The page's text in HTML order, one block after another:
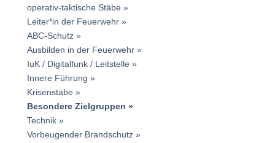
operativ-taktische Stäbe
Leiter*in der Feuerwehr
ABC-Schutz
Ausbilden in der Feuerwehr
IuK / Digitalfunk / Leitstelle
Innere Führung
Krisenstäbe
Besondere Zielgruppen
Technik
Vorbeugender Brandschutz